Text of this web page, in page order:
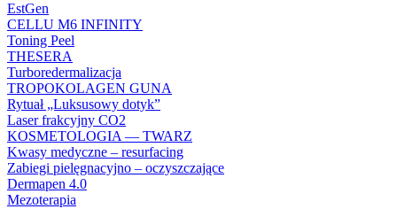
EstGen
CELLU M6 INFINITY
Toning Peel
THESERA
Turboredermalizacja
TROPOKOLAGEN GUNA
Rytuał „Luksusowy dotyk”
Laser frakcyjny CO2
KOSMETOLOGIA — TWARZ
Kwasy medyczne – resurfacing
Zabiegi pielęgnacyjno – oczyszczające
Dermapen 4.0
Mezoterapia